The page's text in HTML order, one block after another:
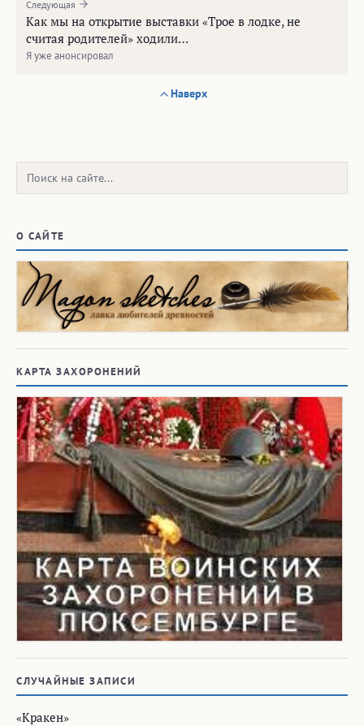
Следующая
Как мы на открытие выставки «Трое в лодке, не
считая родителей» ходили…
Я уже анонсировал
Наверх
Поиск:
О САЙТЕ
КАРТА ЗАХОРОНЕНИЙ
СЛУЧАЙНЫЕ ЗАПИСИ
«Кракен»